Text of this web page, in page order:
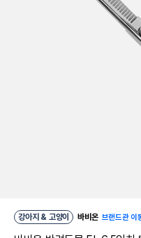
강아지 & 고양이 바비온 브랜드관 이